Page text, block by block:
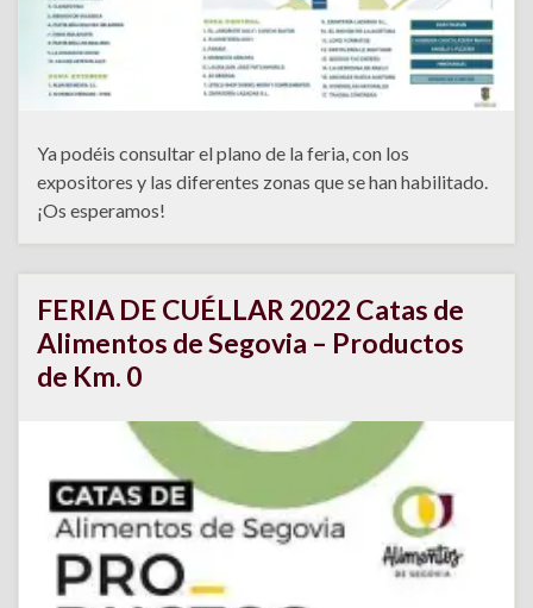
Ya podéis consultar el plano de la feria, con los
expositores y las diferentes zonas que se han habilitado.
¡Os esperamos!
FERIA DE CUÉLLAR 2022 Catas de
Alimentos de Segovia – Productos
de Km. 0